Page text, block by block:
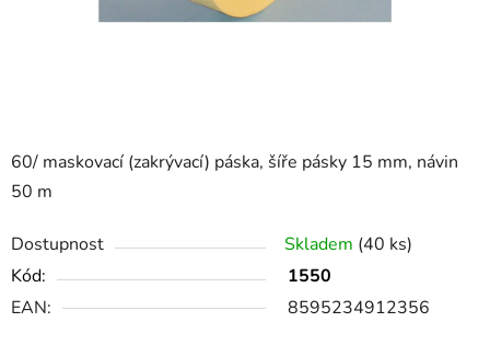
60/ maskovací (zakrývací) páska, šíře pásky 15 mm, návin
50 m
Dostupnost Skladem (40 ks)
Kód:
1550
EAN:
8595234912356